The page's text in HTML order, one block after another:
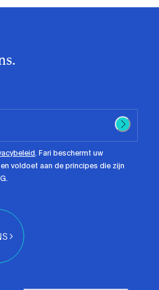
. Fari beschermt uw
voldoet aan de principes die zijn